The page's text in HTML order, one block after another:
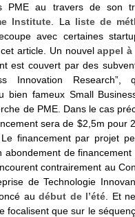
PME au travers de son
Institute . La liste de
avec certaines
article. Un nouvelappel
est couvert par des
Innovation
bien fameux Small
de PME. Dans le cas
sera de $2,5m pour
financement par projet
abondement de financement
contrairement au
de Technologie
audébut de l’été . Et
focalisent que sur le